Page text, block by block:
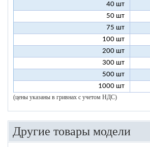
40 шт
50 шт
75 шт
100 шт
200 шт
300 шт
500 шт
1000 шт
(цены указаны в гривнах с учетом НДС)
Другие товары модели